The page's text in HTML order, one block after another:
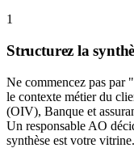
1
Structurez la
Ne commencez pas
le contexte métier du
(OIV), Banque et
Un responsable AO
synthèse est votre vitrine.